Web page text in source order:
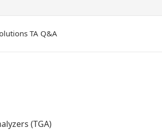
TA Q&A
(TGA)